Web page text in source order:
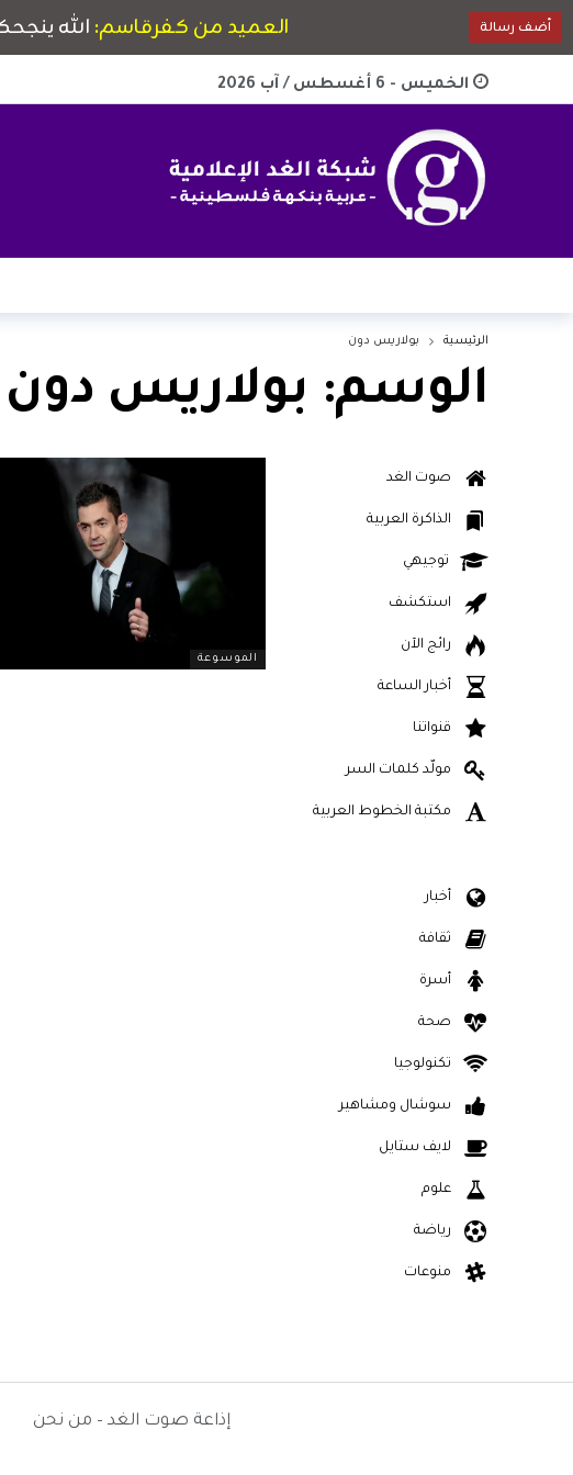
الخميس - 6 أغسطس / آب 2026
الرئيسية بولاريس دون
الوسم: بولاريس دون
الموسوعة
صوت الغد
الذاكرة العربية
توجيهي
استكشف
رائج الآن
أخبار الساعة
قنواتنا
مولّد كلمات السر
مكتبة الخطوط العربية
أخبار
ثقافة
أسرة
صحة
تكنولوجيا
سوشال ومشاهير
لايف ستايل
علوم
رياضة
منوعات
إذاعة صوت الغد – من نحن